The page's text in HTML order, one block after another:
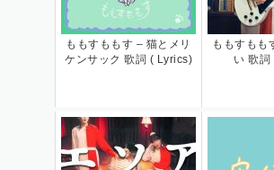
ももすももす – 猫とメリ
ケンサック 歌詞 ( Lyrics)
ももすもも
い 歌